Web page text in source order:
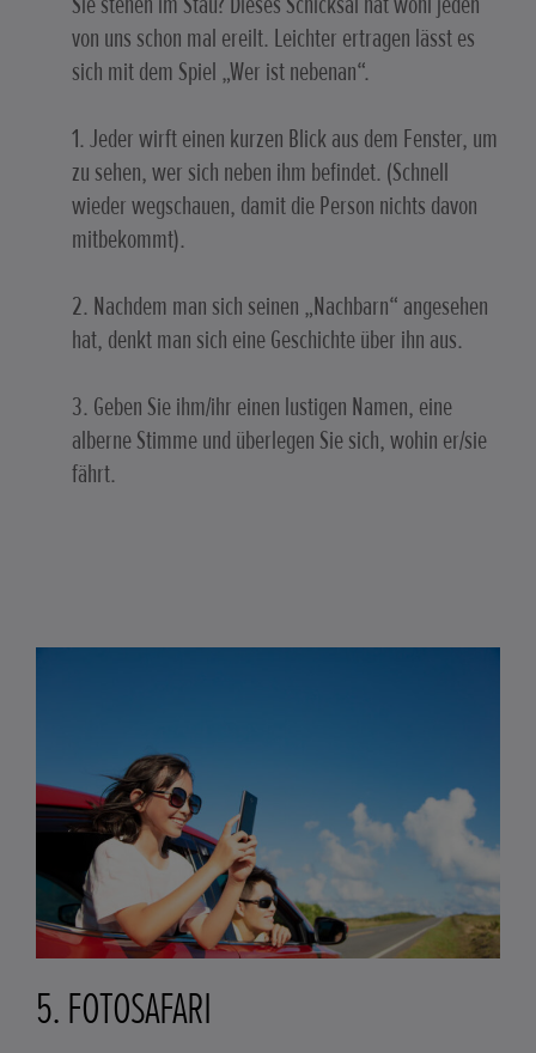
von uns schon mal ereilt. Leichter ertragen lässt es
sich mit dem Spiel „Wer ist nebenan“.
1. Jeder wirft einen kurzen Blick aus dem Fenster, um
zu sehen, wer sich neben ihm befindet. (Schnell
wieder wegschauen, damit die Person nichts davon
mitbekommt).
2. Nachdem man sich seinen „Nachbarn“ angesehen
hat, denkt man sich eine Geschichte über ihn aus.
3. Geben Sie ihm/ihr einen lustigen Namen, eine
alberne Stimme und überlegen Sie sich, wohin er/sie
fährt.
5. FOTOSAFARI